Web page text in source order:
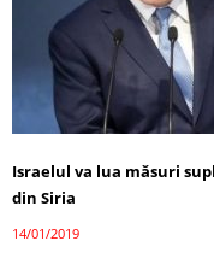
Israelul va lua măsuri
din Siria
14/01/2019